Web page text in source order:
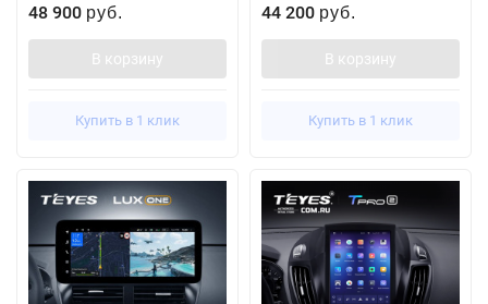
48 900 руб.
В корзину
Купить в 1 клик
44 200 руб.
В корзину
Купить в 1 клик